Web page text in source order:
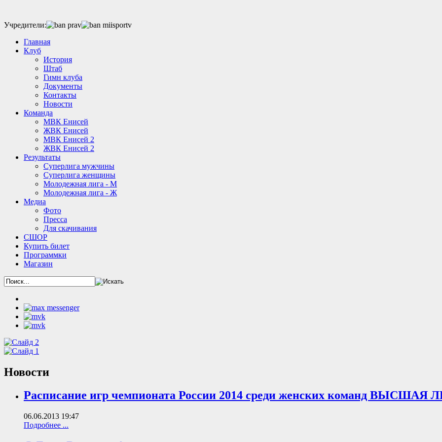
Учредители:
Главная
Клуб
История
Штаб
Гимн клуба
Документы
Контакты
Новости
Команда
МВК Енисей
ЖВК Енисей
МВК Енисей 2
ЖВК Енисей 2
Результаты
Суперлига мужчины
Суперлига женщины
Молодежная лига - М
Молодежная лига - Ж
Медиа
Фото
Пресса
Для скачивания
СШОР
Купить билет
Программки
Магазин
Новости
Расписание игр чемпионата России 2014 среди женских команд ВЫСШАЯ
06.06.2013 19:47
Подробнее ...